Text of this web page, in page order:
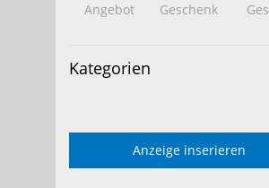
Angebot Geschenk
Kategorien
Anzeige inserieren